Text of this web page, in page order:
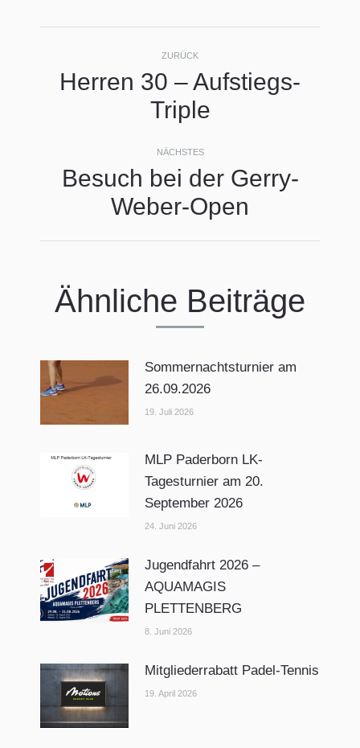
ZURÜCK
Vorheriger
Beitrag:
Herren 30 – Aufstiegs-
Triple
NÄCHSTES
Nächster
Beitrag:
Besuch bei der Gerry-
Weber-Open
Ähnliche Beiträge
Sommernachtsturnier am
26.09.2026
19. Juli 2026
MLP Paderborn LK-
Tagesturnier am 20.
September 2026
24. Juni 2026
Jugendfahrt 2026 –
AQUAMAGIS
PLETTENBERG
8. Juni 2026
Mitgliederrabatt Padel-Tennis
19. April 2026